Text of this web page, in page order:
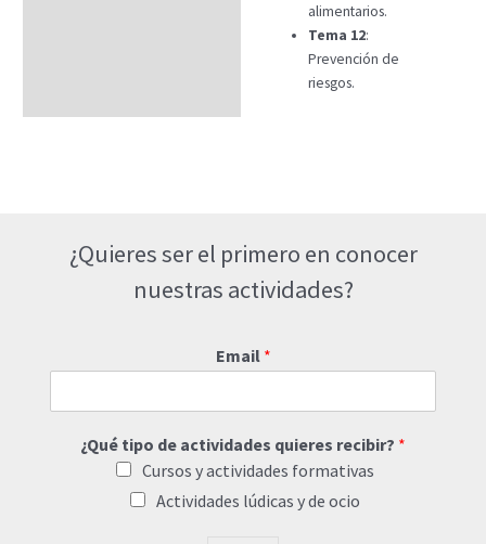
alimentarios.
Tema 12:
Prevención de
riesgos.
¿Quieres ser el primero en conocer
nuestras actividades?
Email *
¿Qué tipo de actividades quieres recibir? *
Cursos y actividades formativas
Actividades lúdicas y de ocio